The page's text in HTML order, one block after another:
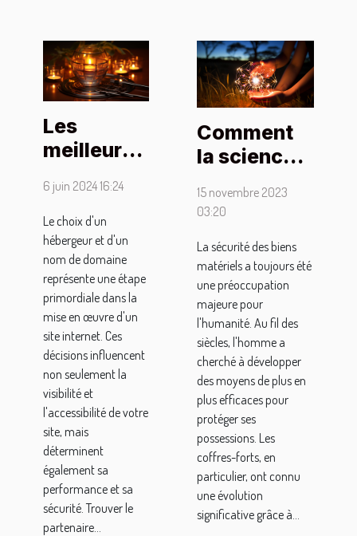
Les
meilleurs
pour
choisir un
hébergeur
et un nom
de
domaine
pour votre
site
6 juin 2024 16:24
Le choix d'un
hébergeur et d'un
nom de domaine
représente une étape
primordiale dans la
mise en œuvre d'un
site internet. Ces
décisions influencent
non seulement la
visibilité et
l'accessibilité de votre
site, mais
déterminent
également sa
performance et sa
sécurité. Trouver le
partenaire...
Comment
la science
technologie
amélioré la
sécurité
des
coffres-
forts
15 novembre 2023
03:20
La sécurité des biens
matériels a toujours été
une préoccupation
majeure pour
l'humanité. Au fil des
siècles, l'homme a
cherché à développer
des moyens de plus en
plus efficaces pour
protéger ses
possessions. Les
coffres-forts, en
particulier, ont connu
une évolution
significative grâce à...